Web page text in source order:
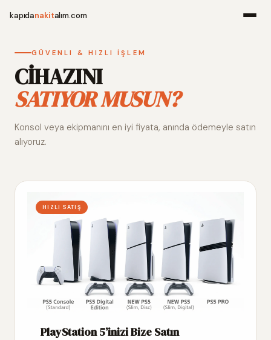
kapıdanakitalım.com
Alım
GÜVENLI & HIZLI İŞLEM
CİHAZINI
SATIYOR MUSUN?
Konsol veya ekipmanını en iyi fiyata, anında ödemeyle satın
alıyoruz.
HIZLI SATIŞ
PlayStation 5’inizi Bize Satın